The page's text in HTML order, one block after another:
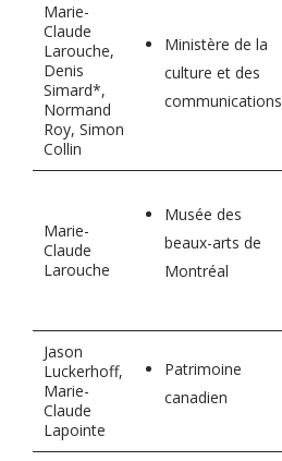
Marie-
Claude
Larouche,
Denis
Simard*,
Normand
Roy, Simon
Collin
Ministère de la
culture et des
communications
Marie-
Claude
Larouche
Musée des
beaux-arts de
Montréal
Jason
Luckerhoff,
Marie-
Claude
Lapointe
Patrimoine
canadien